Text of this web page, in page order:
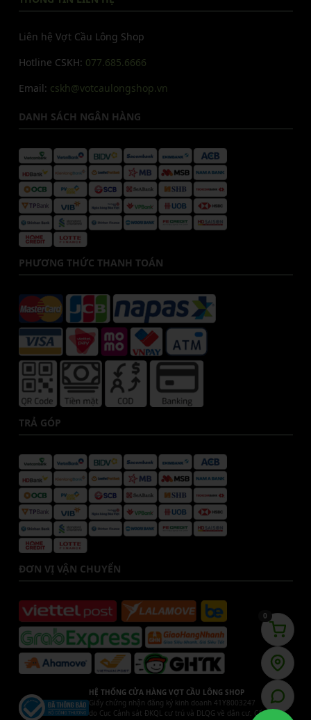
Liên hệ Vợt Cầu Lông Shop
Hotline CSKH: 077.685.6666
Email: cskh@votcaulongshop.vn
DANH SÁCH NGÂN HÀNG
PHƯƠNG THỨC THANH TOÁN
TRẢ GÓP
ĐƠN VỊ VẬN CHUYỂN
HỆ THỐNG CỬA HÀNG VỢT CẦU LÔNG SHOP
Giấy chứng nhận đăng ký kinh doanh 41Y8003247
do Cục Cảnh sát ĐKQL cư trú và DLQG về dân cư. Cấp ngày
0